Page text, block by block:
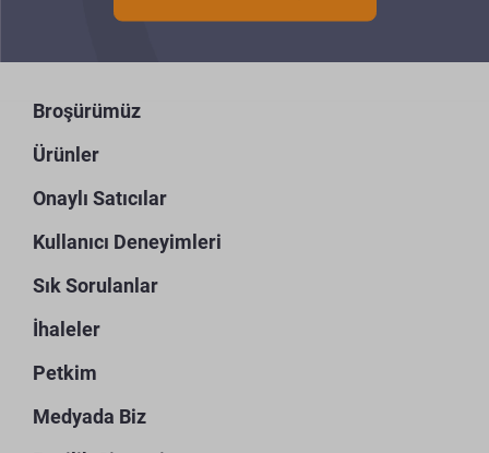
Broşürümüz
Ürünler
Onaylı Satıcılar
Kullanıcı Deneyimleri
Sık Sorulanlar
İhaleler
Petkim
Medyada Biz